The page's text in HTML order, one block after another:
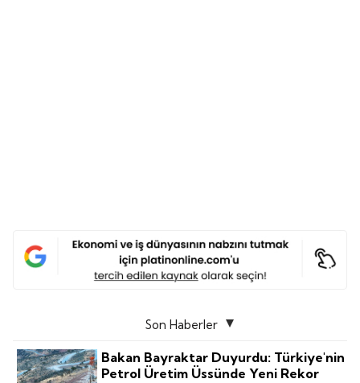
Son Haberler
Bakan Bayraktar Duyurdu: Türkiye'nin
Petrol Üretim Üssünde Yeni Rekor